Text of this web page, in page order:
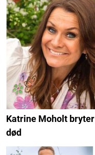
Katrine Moholt
død